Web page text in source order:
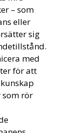
– som
eller
sig
med
för att
rör